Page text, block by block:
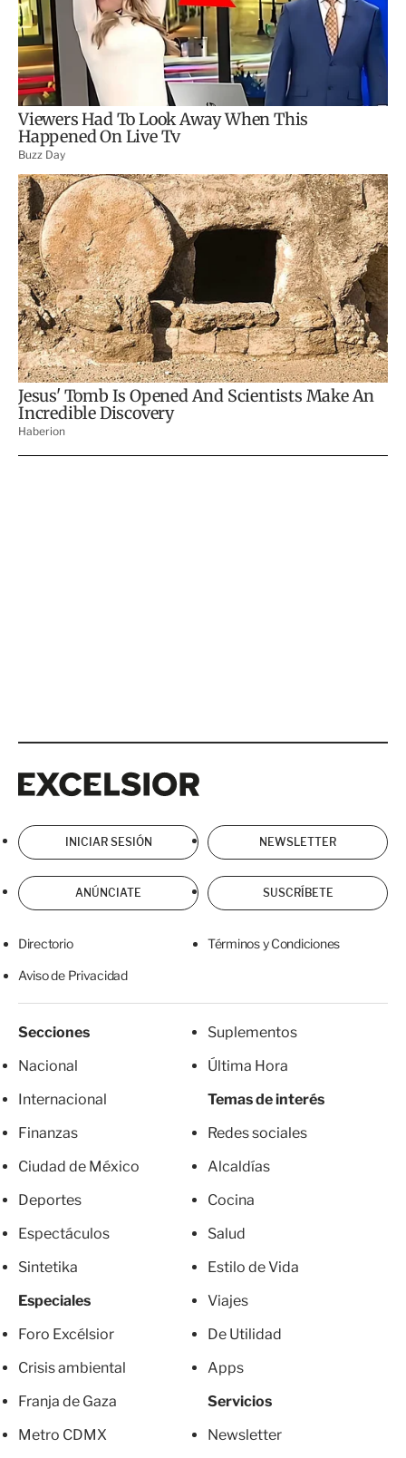
INICIAR SESIÓN NEWSLETTER
ANÚNCIATE SUSCRÍBETE
Directorio Términos y Condiciones
Aviso de Privacidad
Secciones
Nacional
Internacional
Finanzas
Ciudad de México
Deportes
Espectáculos
Sintetika
Especiales
Foro Excélsior
Crisis ambiental
Franja de Gaza
Metro CDMX
Suplementos
Última Hora
Temas de interés
Redes sociales
Alcaldías
Cocina
Salud
Estilo de Vida
Viajes
De Utilidad
Apps
Servicios
Newsletter